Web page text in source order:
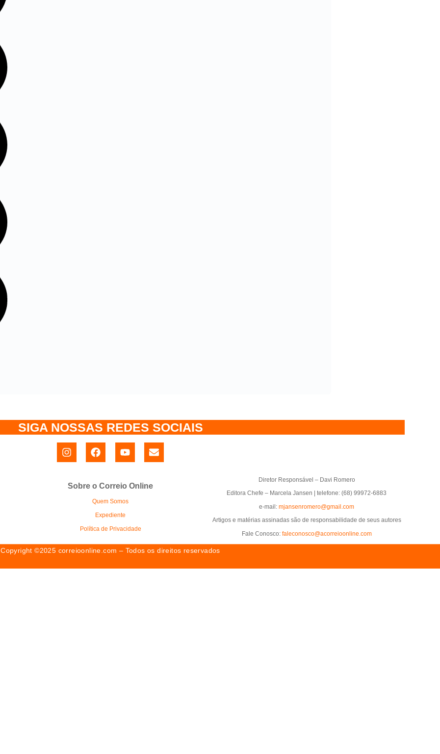
SIGA NOSSAS REDES SOCIAIS
Sobre o Correio Online
Quem Somos
Expediente
Política de Privacidade
Diretor Responsável – Davi Romero
Editora Chefe – Marcela Jansen | telefone: (68) 99972-6883
e-mail: mjansenromero@gmail.com
Artigos e matérias assinadas são de responsabilidade de seus autores
Fale Conosco: faleconosco@acorreioonline.com
Copyright ©2025 correioonline.com – Todos os direitos reservados